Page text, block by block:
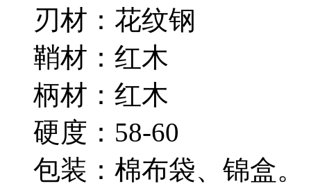
刃材：花纹钢
鞘材：红木
柄材：红木
硬度：58-60
包装：棉布袋、锦盒。